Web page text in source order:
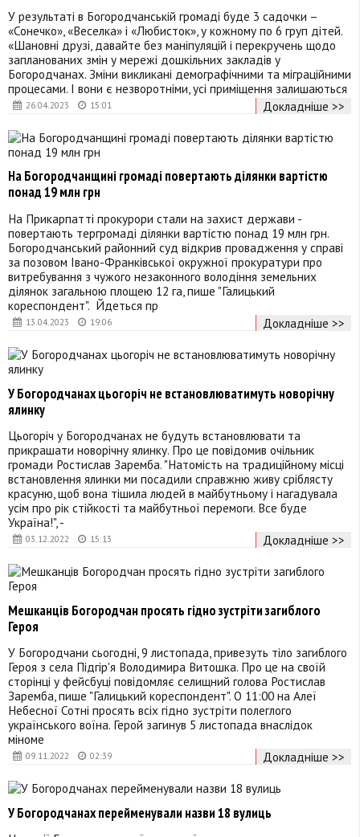
26.04.2023 15:01
У результаті в Богородчанській громаді буде 3 садочки –
«Сонечко», «Веселка» і «Любисток», у кожному по 6 груп дітей.
«Шановні друзі, давайте без маніпуляцій і перекручень щодо
запланованих змін у мережі дошкільних закладів у
Богородчанах. Зміни викликані демографічними та міграційними
процесами. І вони є незворотніми, усі приміщення залишаються
Докладніше >>
13.04.2023 19:06
На Богородчанщині громаді повертають ділянки вартістю
понад 19 млн грн
На Прикарпатті прокурори стали на захист держави -
повертають тергромаді ділянки вартістю понад 19 млн грн.
Богородчанський районний суд відкрив провадження у справі
за позовом Івано-Франківської окружної прокуратури про
витребування з чужого незаконного володіння земельних
ділянок загальною площею 12 га, пише "Галицький
кореспондент". Йдеться пр
Докладніше >>
03.12.2022 15:13
У Богородчанах цьогоріч не встановлюватимуть новорічну
ялинку
Цьогоріч у Богородчанах не будуть встановлювати та
прикрашати новорічну ялинку. Про це повідомив очільник
громади Ростислав Заремба. "Натомість на традиційному місці
встановлення ялинки ми посадили справжню живу сріблясту
красуню, щоб вона тішила людей в майбутньому і нагадувала
усім про рік стійкості та майбутньої перемоги. Все буде
Україна!", -
Докладніше >>
09.11.2022 02:39
Мешканців Богородчан просять гідно зустріти загиблого
Героя
У Богородчани сьогодні, 9 листопада, привезуть тіло загиблого
Героя з села Підгір'я Володимира Витошка. Про це на своїй
сторінці у фейсбуці повідомляє селищний голова Ростислав
Заремба, пише "Галицький кореспондент". О 11:00 на Алеї
Небесної Сотні просять всіх гідно зустріти полеглого
українського воїна. Герой загинув 5 листопада внаслідок
міноме
Докладніше >>
У Богородчанах перейменували назви 18 вулиць